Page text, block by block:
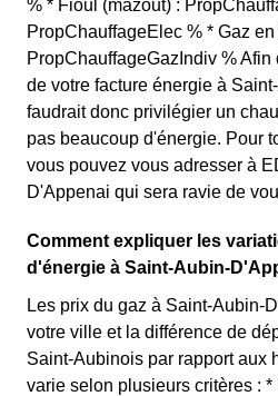
% * Fioul (mazout) :
PropChauffageElec % * Gaz
PropChauffageGazIndiv %
de votre facture énergie à
faudrait donc privilégier un
pas beaucoup d'énergie. Pour
vous pouvez vous adresser à
D'Appenai qui sera ravie de
Comment expliquer les
d'énergie à Saint-Aubin-
Les prix du gaz à Saint-Aubin-
votre ville et la différence de
Saint-Aubinois par rapport aux
varie selon plusieurs critères : *